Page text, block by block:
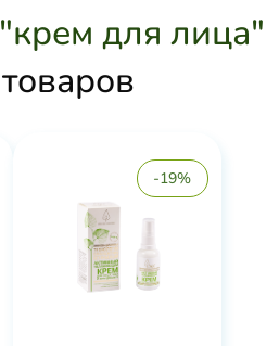
"крем для лица"
товаров
-19%